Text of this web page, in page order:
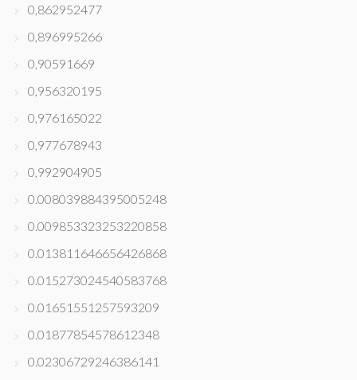
0,862952477
0,896995266
0,90591669
0,956320195
0,976165022
0,977678943
0,992904905
0.008039884395005248
0.009853323253220858
0.013811646656426868
0.015273024540583768
0.01651551257593209
0.01877854578612348
0.02306729246386141